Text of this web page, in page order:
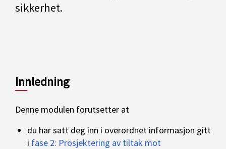
sikkerhet.
Innledning
Denne modulen forutsetter at
du har satt deg inn i overordnet informasjon gitt
i fase 2: Prosjektering av tiltak mot